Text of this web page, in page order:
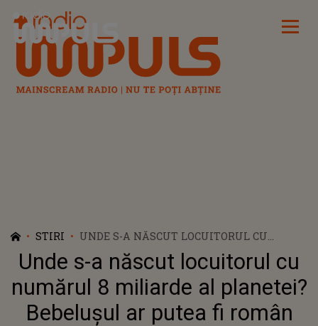
Radio Impuls
STIRI
UNDE S-A NĂSCUT LOCUITORUL CU
NUMĂRUL 8 MILIARDE AL PLANETEI?
BEBELUȘUL AR PUTEA FI ROMÂN
Unde s-a născut locuitorul cu
numărul 8 miliarde al planetei?
Bebelușul ar putea fi român